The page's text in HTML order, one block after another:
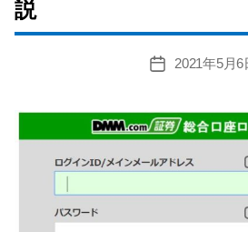
説
投
2021年5月6